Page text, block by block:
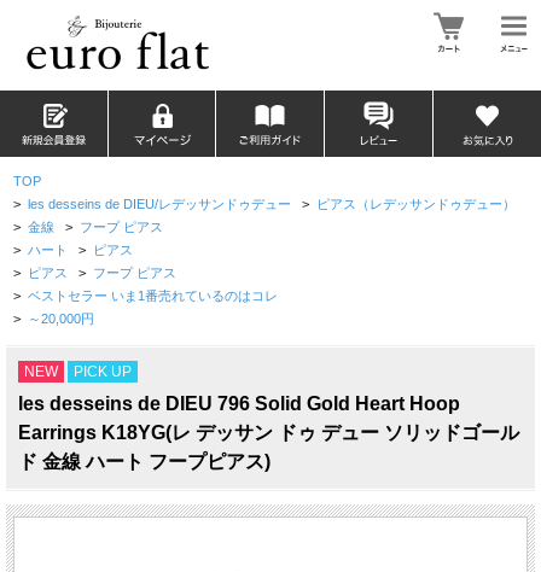
TOP
> les desseins de DIEU/レデッサンドゥデュー > ピアス（レデッサンドゥデュー）
> 金線 > フープ ピアス
> ハート > ピアス
> ピアス > フープ ピアス
> ベストセラー いま1番売れているのはコレ
> ～20,000円
NEW PICK UP
les desseins de DIEU 796 Solid Gold Heart Hoop
Earrings K18YG(レ デッサン ドゥ デュー ソリッドゴール
ド 金線 ハート フープピアス)